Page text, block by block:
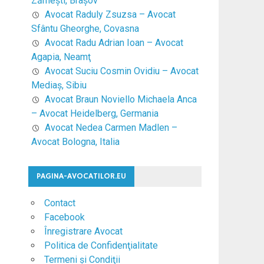
Avocat Raduly Zsuzsa – Avocat
Sfântu Gheorghe, Covasna
Avocat Radu Adrian Ioan – Avocat
Agapia, Neamţ
Avocat Suciu Cosmin Ovidiu – Avocat
Mediaş, Sibiu
Avocat Braun Noviello Michaela Anca
– Avocat Heidelberg, Germania
Avocat Nedea Carmen Madlen –
Avocat Bologna, Italia
PAGINA-AVOCATILOR.EU
Contact
Facebook
Înregistrare Avocat
Politica de Confidenţialitate
Termeni şi Condiţii